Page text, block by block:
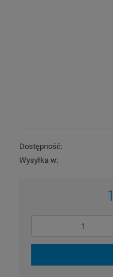
Wkład do filtra
Dostępność:
Wysyłka w: